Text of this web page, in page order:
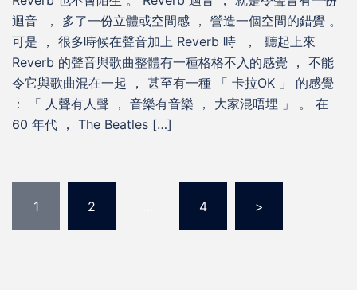
迴音 ， 多了一份立體或空間感 ， 營造一個空間的錯覺 。
可是 ， 很多時候在聲音加上 Reverb 時 ， 聽起上來
Reverb 的聲音與歌曲整體有一種格格不入的感覺 ， 不能
令它與歌曲混在一起 ， 甚至有一種 「 卡拉OK 」 的感覺
： 「 人聲有人聲 ， 音樂有音樂 ， 大家混唔埋 」 。 在
60 年代 ， The Beatles […]
pagination
1 2 4 >